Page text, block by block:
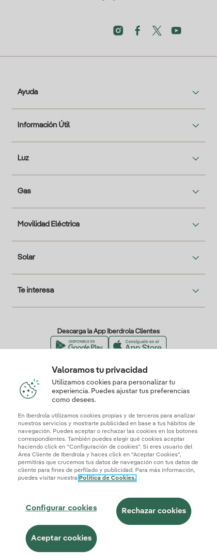
Ayuda
Información Útil
Luz
Gas
Movilidad Eléctrica
Solar
Te interesa
Descarga la App Iberdrola Clientes
Nuestros certificados de confianza
Mapa webInformación legal y Política de cookies
Seguridad de la informaciónAccesibilidad
¿Cómo ser colaborador?
Transparencia IAIberdrola.com
© 2026 Iberdrola Clientes S.A.U.
Este sitio está protegido por reCAPTCHA.
Valoramos tu privacidad
Utilizamos cookies para personalizar tu
experiencia. Puedes ajustar tus preferencias
como desees.
En Iberdrola utilizamos cookies propias y de terceros para analizar
nuestros servicios y mostrarte publicidad en base a tus hábitos de
navegación. Puedes aceptar o rechazar las cookies en los botones
correspondientes. También puedes elegir qué cookies aceptar
haciendo click en "Configuración de cookies". Si eres usuario del
Área Cliente de Iberdrola y haces click en "Aceptar Cookies",
permitirás que crucemos tus datos de navegación con tus datos de
cliente para fines de perfilado y publicidad. Para más información,
puedes visitar nuestra Política de Cookies.
Configurar cookies Rechazar cookies
Aceptar cookies